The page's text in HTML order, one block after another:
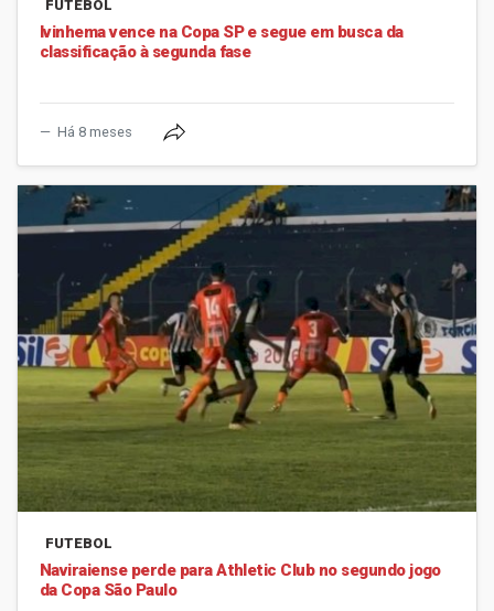
FUTEBOL
Ivinhema vence na Copa SP e segue em busca da
classificação à segunda fase
Há 8 meses
FUTEBOL
Naviraiense perde para Athletic Club no segundo jogo
da Copa São Paulo